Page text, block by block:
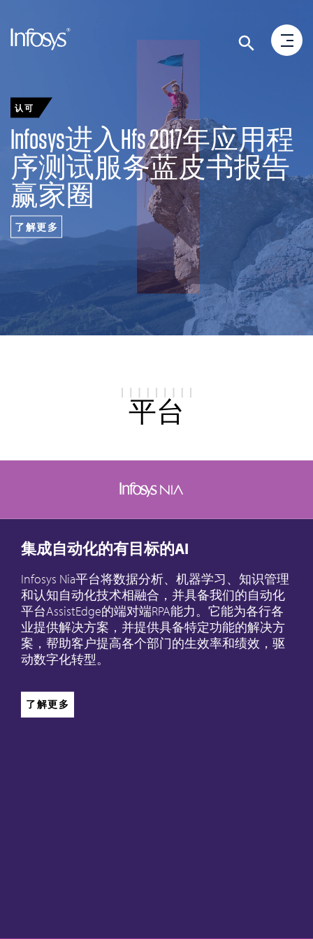
认可
Infosys进入Hfs 2017年应用程
序测试服务蓝皮书报告
赢家圈
了解更多
平台
集成自动化的有目标的AI
Infosys Nia平台将数据分析、机器学习、知识管理
和认知自动化技术相融合，并具备我们的自动化
平台AssistEdge的端对端RPA能力。它能为各行各
业提供解决方案，并提供具备特定功能的解决方
案，帮助客户提高各个部门的生效率和绩效，驱
动数字化转型。
了解更多